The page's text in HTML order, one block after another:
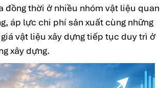
đồng thời ở nhiều nhóm vật liệu quan
áp lực chi phí sản xuất cùng những
vật liệu xây dựng tiếp tục duy trì ở
xây dựng.